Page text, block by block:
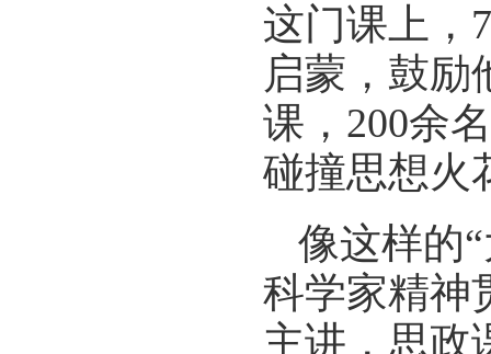
这门课上，
启蒙，鼓励
课，200余
碰撞思想火
像这样的
科学家精神
主讲，思政